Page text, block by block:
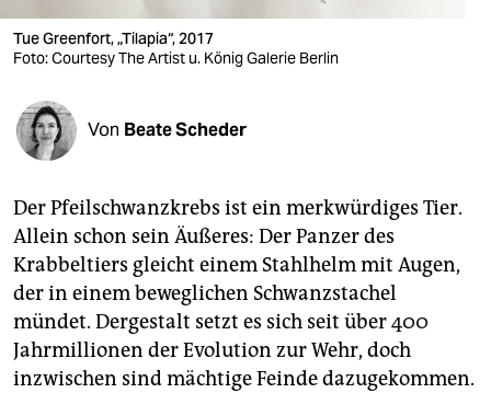
verlag
verlag
veranstaltungen
shop
unterstützen
abo
genossenschaft
epaper login
Tue Greenfort, „Tilapia“, 2017
Foto: Courtesy The Artist u. König Galerie Berlin
Von Beate Scheder
Der Pfeilschwanzkrebs ist ein merkwürdiges Tier.
Allein schon sein Äußeres: Der Panzer des
Krabbeltiers gleicht einem Stahlhelm mit Augen,
der in einem beweglichen Schwanzstachel
mündet. Dergestalt setzt es sich seit über 400
Jahrmillionen der Evolution zur Wehr, doch
inzwischen sind mächtige Feinde dazugekommen.